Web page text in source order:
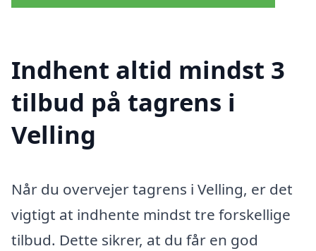
Indhent altid mindst 3
tilbud på tagrens i
Velling
Når du overvejer tagrens i Velling, er det
vigtigt at indhente mindst tre forskellige
tilbud. Dette sikrer, at du får en god